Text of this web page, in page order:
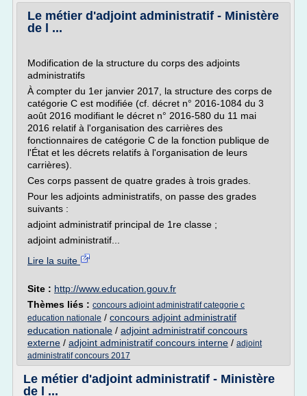
Le métier d'adjoint administratif - Ministère
de l ...
Modification de la structure du corps des adjoints
administratifs
À compter du 1er janvier 2017, la structure des corps de
catégorie C est modifiée (cf. décret n° 2016-1084 du 3
août 2016 modifiant le décret n° 2016-580 du 11 mai
2016 relatif à l'organisation des carrières des
fonctionnaires de catégorie C de la fonction publique de
l'État et les décrets relatifs à l'organisation de leurs
carrières).
Ces corps passent de quatre grades à trois grades.
Pour les adjoints administratifs, on passe des grades
suivants :
adjoint administratif principal de 1re classe ;
adjoint administratif...
Lire la suite
Site : http://www.education.gouv.fr
Thèmes liés : concours adjoint administratif categorie c
education nationale / concours adjoint administratif
education nationale / adjoint administratif concours
externe / adjoint administratif concours interne / adjoint
administratif concours 2017
Le métier d'adjoint administratif - Ministère
de l ...